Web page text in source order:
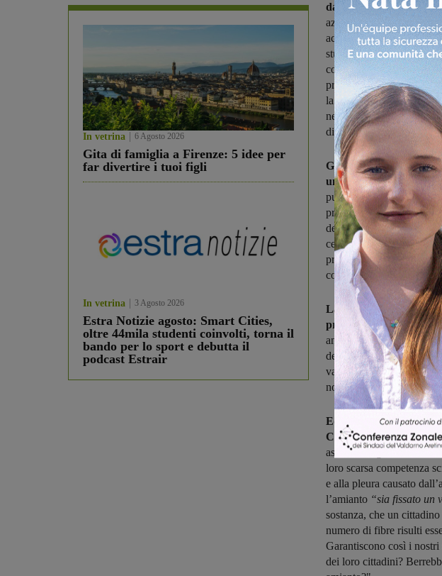
In vetrina 6 Agosto 2026
Gita di famiglia a Firenze: 5 idee per
far divertire i tuoi figli
In vetrina 3 Agosto 2026
Estra Notizie agosto: Smart Cities,
oltre 44mila studenti coinvolti, torna il
bando per lo sport e debutta il
podcast Estrair
dal punto di vista
azioni da intraprendere e
acque", hanno spiegato
studio e la prevenzione
conoscenze in nostro
presenza di fibre
la qualità dell'acqua
nel 2011, affermano che
di amianto sia pericolosa
Gli assessori hanno
un nuovo incontro con
punto della metodica
prevista la riunione del
del progetto di
cemento-amianto
presenza di fibre di
condotte, l'aggressività
La conferenza stampa
precisa richiesta al
annunciato Bramerini e
dell'Ambiente e a quello
valore limite di legge
normativa italiana, non
Ed è proprio su questa
Comitati promotori
assessori regionali
loro scarsa competenza
e alla pleura causato
l’amianto “sia fissato un
sostanza, che un
numero di fibre risulti
Garantiscono così i
dei loro cittadini?